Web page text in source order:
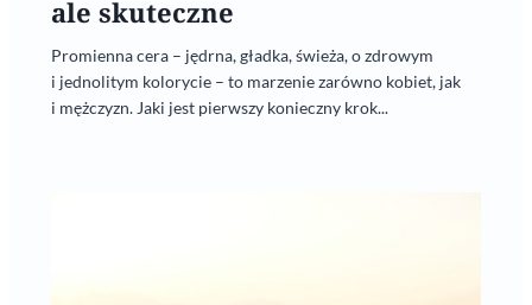
ale skuteczne
Promienna cera – jędrna, gładka, świeża, o zdrowym
i jednolitym kolorycie – to marzenie zarówno kobiet, jak
i mężczyzn. Jaki jest pierwszy konieczny krok...